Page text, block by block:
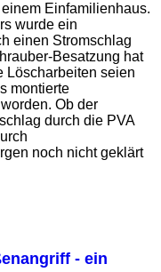
Einfamilienhaus.
wurde ein
einen Stromschlag
Besatzung hat
Löscharbeiten seien
montierte
Ob der
durch die PVA
noch nicht geklärt
- ein